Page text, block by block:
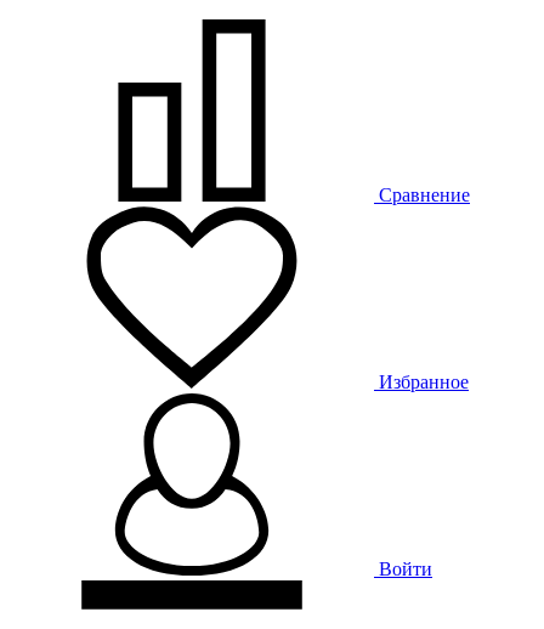
Сравнение
Избранное
Войти